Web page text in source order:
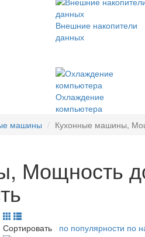
Внешние накопители
данных
Охлаждение
компьютера
машины Кухонные машины,
Мощность
Сортировать по популярности по